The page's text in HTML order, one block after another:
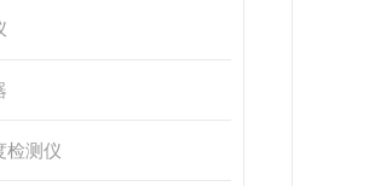
检测仪